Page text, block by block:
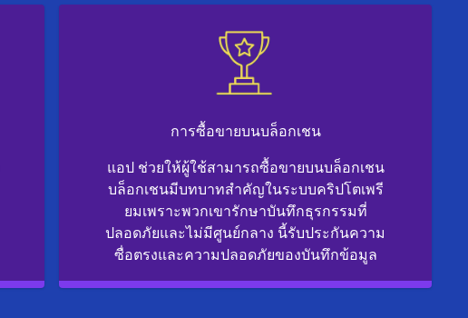
การซื้อขายบนบล็อกเชน
แอป ช่วยให้ผู้ใช้สามารถซื้อขายบนบล็อกเชน
บล็อกเชนมีบทบาทสำคัญในระบบคริปโตเพรี
ยมเพราะพวกเขารักษาบันทึกธุรกรรมที่
ปลอดภัยและไม่มีศูนย์กลาง นี้รับประกันความ
ซื่อตรงและความปลอดภัยของบันทึกข้อมูล